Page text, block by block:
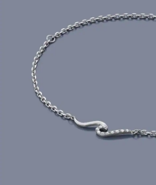
#くまのプーさん
ブランド
カテゴリー